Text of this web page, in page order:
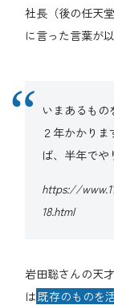
社長（後の任天
に言った言葉が
いまあるも
２年かかり
ば、半年でや
https://
18.html
岩田聡さんの天
は 既存のものを